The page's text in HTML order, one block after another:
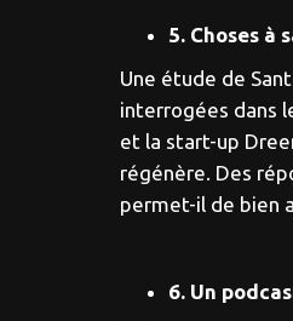
5. Choses à
Une étude de
interrogées dans
et la start-up
régénère. Des
permet-il de bien
6. Un